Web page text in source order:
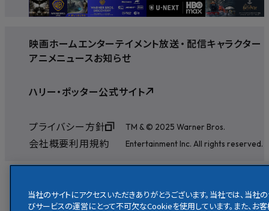
映画ホームエンターテイメント放送・ 配信キャラクター
アニメニュースお知らせ
ハリー・ポッター公式サイト
プライバシー方針
会社概要利用規約
TM & © 2025 Warner Bros.
Entertainment Inc. All rights reserved.
当社のサイトにアクセスいただきありがとうございます。当社では、当社の
びサービスの運営にとって不可欠なCookieを使用しています。また、お